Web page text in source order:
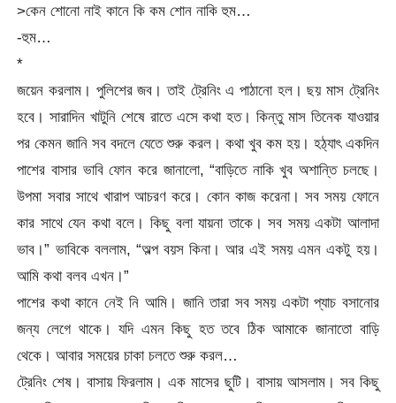
>কেন শোনো নাই কানে কি কম শোন নাকি হুম…
-হুম…
*
জয়েন করলাম। পুলিশের জব। তাই ট্রেনিং এ পাঠানো হল। ছয় মাস ট্রেনিং
হবে। সারাদিন খাটুনি শেষে রাতে এসে কথা হত। কিন্তু মাস তিনেক যাওয়ার
পর কেমন জানি সব বদলে যেতে শুরু করল। কথা খুব কম হয়। হঠ্যাৎ একদিন
পাশের বাসার ভাবি ফোন করে জানালো, “বাড়িতে নাকি খুব অশান্তি চলছে।
উপমা সবার সাথে খারাপ আচরণ করে। কোন কাজ করেনা। সব সময় ফোনে
কার সাথে যেন কথা বলে। কিছু বলা যায়না তাকে। সব সময় একটা আলাদা
ভাব।” ভাবিকে বললাম, “অল্প বয়স কিনা। আর এই সময় এমন একটু হয়।
আমি কথা বলব এখন।”
পাশের কথা কানে নেই নি আমি। জানি তারা সব সময় একটা প্যাচ বসানোর
জন্য লেগে থাকে। যদি এমন কিছু হত তবে ঠিক আমাকে জানাতো বাড়ি
থেকে। আবার সময়ের চাকা চলতে শুরু করল…
ট্রেনিং শেষ। বাসায় ফিরলাম। এক মাসের ছুটি। বাসায় আসলাম। সব কিছু